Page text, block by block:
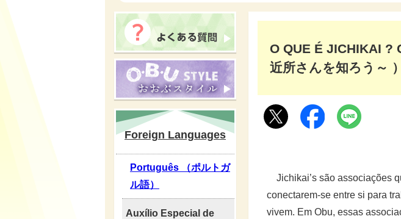
O QUE É JICHIKAI ?
近所さんを知ろう～ ）
Jichikai’s são associações
conectarem-se entre si para
vivem. Em Obu, essas
Foreign Languages
Português （ポルトガ
ル語）
Auxílio Especial de